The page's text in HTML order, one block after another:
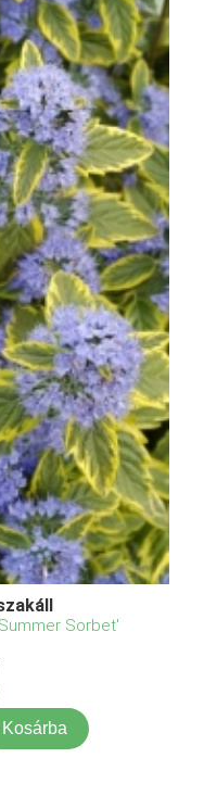
Sorbet'
Kosárba